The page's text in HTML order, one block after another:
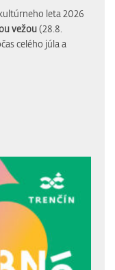
leta 2026
vežou(28.8.
celého júla a